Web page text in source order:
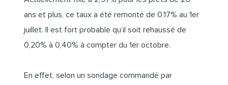
ans et plus, ce taux a été remonté de 0,17% au 1er
juillet. Il est fort probable qu’il soit rehaussé de
0,20% à 0,40% à compter du 1er octobre.
En effet, selon un sondage commandé par